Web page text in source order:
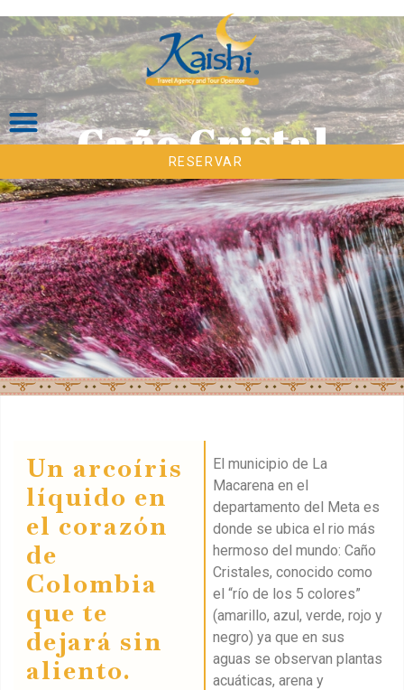
RESERVAR
Caño Cristal
Un arcoíris
líquido en
el corazón
de
Colombia
que te
dejará sin
aliento.
El municipio de La
Macarena en el
departamento del Meta es
donde se ubica el rio más
hermoso del mundo: Caño
Cristales, conocido como
el “río de los 5 colores”
(amarillo, azul, verde, rojo y
negro) ya que en sus
aguas se observan plantas
acuáticas, arena y